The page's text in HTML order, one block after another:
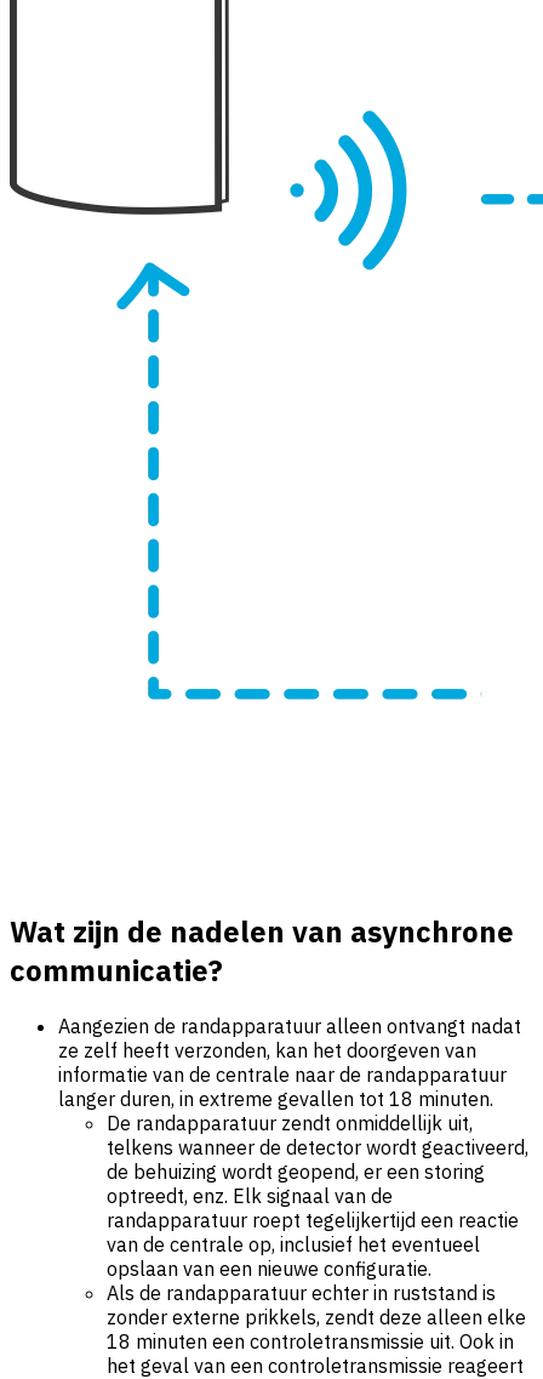
Wat zijn de nadelen van asynchrone
communicatie?
Aangezien de randapparatuur alleen ontvangt nadat
ze zelf heeft verzonden, kan het doorgeven van
informatie van de centrale naar de randapparatuur
langer duren, in extreme gevallen tot 18 minuten.
De randapparatuur zendt onmiddellijk uit,
telkens wanneer de detector wordt geactiveerd,
de behuizing wordt geopend, er een storing
optreedt, enz. Elk signaal van de
randapparatuur roept tegelijkertijd een reactie
van de centrale op, inclusief het eventueel
opslaan van een nieuwe configuratie.
Als de randapparatuur echter in ruststand is
zonder externe prikkels, zendt deze alleen elke
18 minuten een controletransmissie uit. Ook in
het geval van een controletransmissie reageert